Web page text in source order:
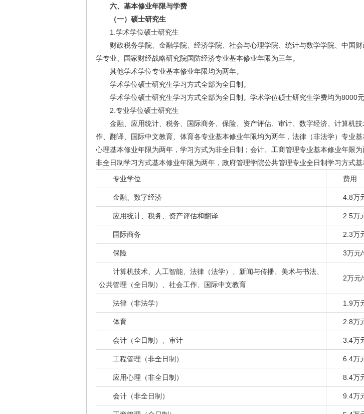
六、基本修业年限与学费
（一）硕士研究生
1.学术学位硕士研究生
财政税务学院、金融学院、经济学院、社会与心理学院、统计与数学学院、中国
学专业、国家财经战略研究院国防经济专业基本修业年限为三年。
其他学术学位专业基本修业年限均为两年。
学术学位硕士研究生学习方式全部为全日制。
学术学位硕士研究生学习方式全部为全日制。学术学位硕士研究生学费均为8000元
2.专业学位硕士研究生
金融、应用统计、税务、国际商务、保险、资产评估、审计、数字经济、计算机
作、翻译、国际中文教育、体育各专业基本修业年限均为两年，法律（非法学）专业
心理基本修业年限为两年，学习方式为非全日制；会计、工商管理专业基本修业年限
非全日制学习方式基本修业年限为两年，政府管理学院公共管理专业全日制学习方式
专业学位
费用
金融、数字经济 4.8万
应用统计、税务、资产评估和翻译 2.5万
国际商务 2.3万
保险 3万元
计算机技术、人工智能、法律（法学）、新闻与传播、美术与书法、
公共管理（全日制）、社会工作、国际中文教育
2万元
法律（非法学） 1.9万
体育 2.8万
会计（全日制）、审计 3.4万
工程管理（非全日制） 6.4万
应用心理（非全日制） 8.4万
会计（非全日制） 9.4万